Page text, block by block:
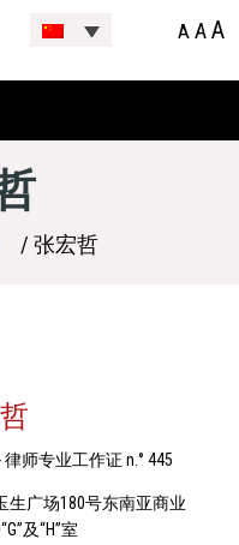
A AA
/ 张宏哲
律师专业工作证 n.° 445
生广场180号东南亚商业
及“H”室